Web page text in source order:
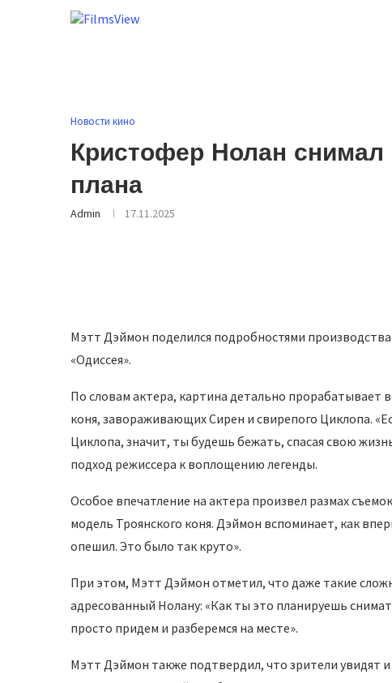
Новости кино
Кристофер Нолан снимал
плана
Admin 17.11.2025
Мэтт Дэймон поделился подробностями
«Одиссея».
По словам актера, картина детально прорабатывает
коня, завораживающих Сирен и свирепого Циклопа.
Циклопа, значит, ты будешь бежать, спасая свою
подход режиссера к воплощению легенды.
Особое впечатление на актера произвел размах
модель Троянского коня. Дэймон вспоминает, как
опешил. Это было так круто».
При этом, Мэтт Дэймон отметил, что даже такие
адресованный Нолану: «Как ты это планируешь
просто придем и разберемся на месте».
Мэтт Дэймон также подтвердил, что зрители увидят